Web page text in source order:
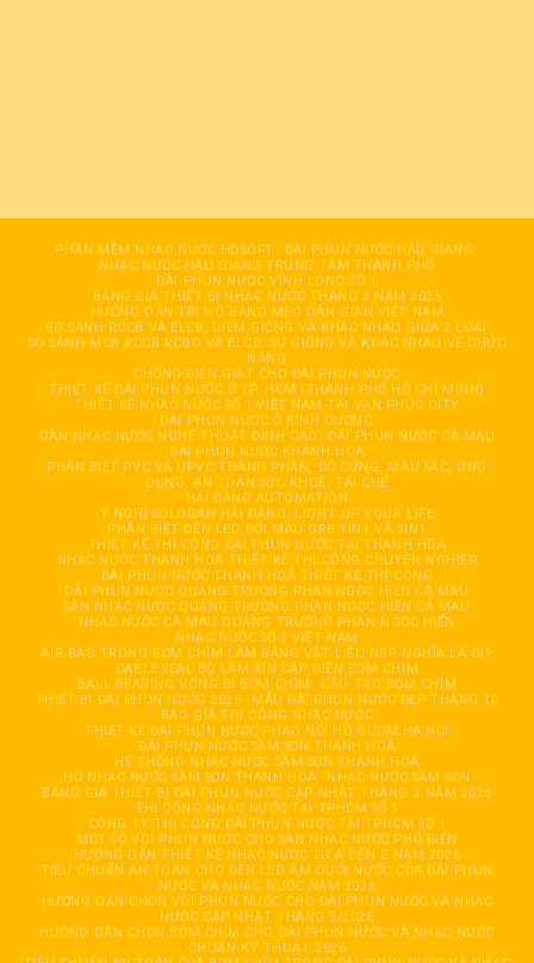
PHẦN MỀM NHẠC NƯỚC HDSOFT
ĐÀI PHUN NƯỚC HÂỤ GIANG
NHẠC NƯỚC HẬU GIANG TRUNG TÂM THÀNH PHỐ
ĐÀI PHUN NƯỚC VĨNH LONG SỐ 1
BẢNG GIÁ THIẾT BỊ NHẠC NƯỚC THÁNG 2 NĂM 2025
HƯỚNG DẪN TRỊ HO BẰNG MẸO DÂN GIAN VIỆT NAM
SO SÁNH RCCB VÀ ELCB, ĐIỂM GIỐNG VÀ KHÁC NHAU GIỮA 2 LOẠI
SO SÁNH MCB RCCB RCBO VÀ ELCB: SỰ GIỐNG VÀ KHÁC NHAU VỀ CHỨC
NĂNG
CHỐNG ĐIỆN GIẬT CHO ĐÀI PHUN NƯỚC
THIẾT KẾ ĐÀI PHUN NƯỚC Ở TP. HCM (THÀNH PHỐ HỒ CHÍ MINH)
THIẾT KẾ NHẠC NƯỚC SỐ 1 VIỆT NAM TẠI VẠN PHÚC CITY
ĐÀI PHUN NƯỚC Ở BÌNH DƯƠNG
DÀN NHẠC NƯỚC NGHỆ THUẬT ĐỈNH CAO
ĐÀI PHUN NƯỚC CÀ MAU
ĐÀI PHUN NƯỚC KHÁNH HOÀ
PHÂN BIỆT PVC VÀ UPVC THÀNH PHẦN, ĐỘ CỨNG, MÀU SẮC, ỨNG
DỤNG, AN TOÀN SỨC KHOẺ, TÁI CHẾ
HẢI ĐĂNG AUTOMATION
Ý NGHĨ SOLOGAN HẢI ĐĂNG: LIGHT UP YOUR LIFE
PHÂN BIỆT ĐÈN LED ĐỔI MÀU GRB 1IN1 VÀ 3IN1
THIẾT KẾ THI CÔNG ĐÀI PHUN NƯỚC TẠI THANH HOÁ
NHẠC NƯỚC THANH HOÁ THIẾT KẾ THI CÔNG CHUYÊN NGHIỆP
ĐÀI PHUN NƯỚC THANH HOÁ THIẾT KẾ THI CÔNG
ĐÀI PHUN NƯỚC QUẢNG TRƯỜNG PHAN NGỌC HIỂN CÀ MAU
SÀN NHẠC NƯỚC QUẢNG TRƯỜNG PHAN NGỌC HIỂN CÀ MAU
NHẠC NƯỚC CÀ MAU QUẢNG TRƯỜNG PHAN NGỌC HIỂN
NHẠC NƯỚC SỐ 1 VIỆT NAM
AIR BAG TRONG BƠM CHÌM LÀM BẰNG VẬT LIỆU NBR NGHĨA LÀ GÌ?
CABLE SEAL BỘ LÀM KÍN CÁP ĐIỆN BƠM CHÌM
BALL BEARING VÒNG BI BƠM CHÌM
CẦU TẠO BƠM CHÌM
THIẾT BỊ ĐÀI PHUN NƯỚC 2025
MẪU ĐÀI PHUN NƯỚC ĐẸP THÁNG 10
BÁO GIÁ THI CÔNG NHẠC NƯỚC
THIẾT KẾ ĐÀI PHUN NƯỚC PHAO NỔI HỒ GƯƠM HÀ NỘI
ĐÀI PHUN NƯỚC SẦM SƠN THANH HOÁ
HỆ THỐNG NHẠC NƯỚC SẦM SƠN THANH HOÁ
HỒ NHẠC NƯỚC SẦM SƠN THANH HOÁ
NHẠC NƯỚC SẦM SƠN
BẢNG GIÁ THIẾT BỊ ĐÀI PHUN NƯỚC CẬP NHẬT THÁNG 2 NĂM 2026
THI CÔNG NHẠC NƯỚC TẠI TPHCM SỐ 1
CÔNG TY THI CÔNG ĐÀI PHUN NƯỚC TẠI TPHCM SỐ 1
MỘT SỐ VÒI PHUN NƯỚC CHO SÀN NHẠC NƯỚC PHỔ BIẾN
HƯỚNG DẪN THIẾT KẾ NHẠC NƯỚC TỪ A ĐẾN Z NĂM 2026
TIÊU CHUẨN AN TOÀN CHO ĐÈN LED ÂM DƯỚI NƯỚC CỦA ĐÀI PHUN
NƯỚC VÀ NHẠC NƯỚC NĂM 2026
HƯỚNG DẪN CHỌN VÒI PHUN NƯỚC CHO ĐÀI PHUN NƯỚC VÀ NHẠC
NƯỚC CẬP NHẬT THÁNG 3/2026
HƯỚNG DẪN CHỌN BƠM CHÌM CHO ĐÀI PHUN NƯỚC VÀ NHẠC NƯỚC
CHUẨN KỸ THUẬT 2026